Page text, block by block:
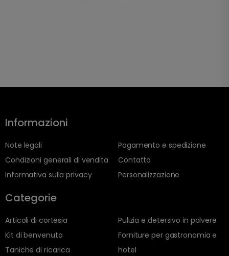
Informazioni
Note legali
Condizioni generali di vendita
Informativa sulla privacy
Pagamento e spedizione
Contatto
Personalizzazione
Categorie
Articoli di cortesia
Kit di benvenuto
Taniche di ricarica
Pulizia e detersivo in polvere
Forniture per gastronomia e
hotel